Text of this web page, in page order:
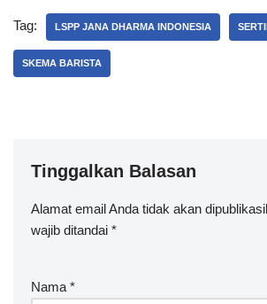
Tag: LSPP JANA DHARMA INDONESIA
SKEMA BARISTA
Tinggalkan Balasan
Alamat email Anda tidak akan
wajib ditandai *
Nama *